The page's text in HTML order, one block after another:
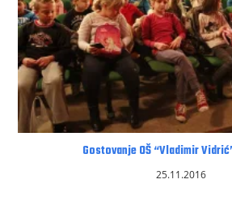
Gostovanje OŠ “Vladimir
25.11.2016